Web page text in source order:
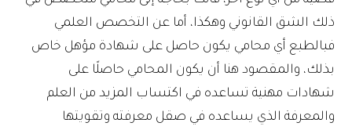
ذلك الشق القانوني وهكذا، أما عن التخصص العلمي
فبالطبع أي محامي يكون حاصل على شهادة مؤهل خاص
بذلك، والمقصود هنا أن يكون المحامي حاصلًا على
شهادات مهنية تساعده في اكتساب المزيد من العلم
والمعرفة الذي يساعده في صقل معرفته وتقويتها